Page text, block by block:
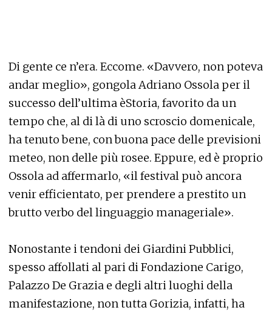
Di gente ce n’era. Eccome. «Davvero, non poteva
andar meglio», gongola Adriano Ossola per il
successo dell’ultima èStoria, favorito da un
tempo che, al di là di uno scroscio domenicale,
ha tenuto bene, con buona pace delle previsioni
meteo, non delle più rosee. Eppure, ed è proprio
Ossola ad affermarlo, «il festival può ancora
venir efficientato, per prendere a prestito un
brutto verbo del linguaggio manageriale».
Nonostante i tendoni dei Giardini Pubblici,
spesso affollati al pari di Fondazione Carigo,
Palazzo De Grazia e degli altri luoghi della
manifestazione, non tutta Gorizia, infatti, ha